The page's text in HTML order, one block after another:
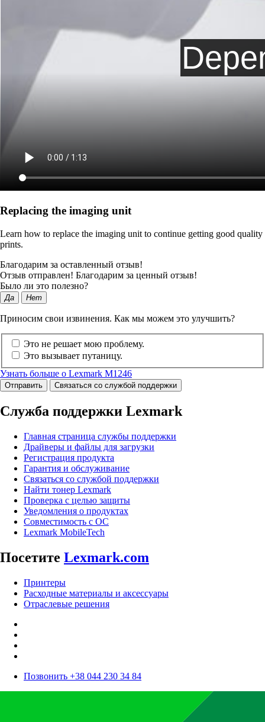
Replacing the imaging unit
Learn how to replace the imaging unit to continue getting good quality
prints.
Благодарим за оставленный отзыв!
Отзыв отправлен! Благодарим за ценный отзыв!
Было ли это полезно?
Да Нет
Приносим свои извинения. Как мы можем это улучшить?
Это не решает мою проблему.
Это вызывает путаницу.
Узнать больше о Lexmark M1246
Отправить Связаться со службой поддержки
Служба поддержки Lexmark
Главная страница службы поддержки
Драйверы и файлы для загрузки
Регистрация продукта
Гарантия и обслуживание
Связаться со службой поддержки
Найти тонер Lexmark
Проверка с целью защиты
Уведомления о продуктах
Совместимость с ОС
Lexmark MobileTech
Посетите Lexmark.com
Принтеры
Расходные материалы и аксессуары
Отраслевые решения
Позвонить +38 044 230 34 84